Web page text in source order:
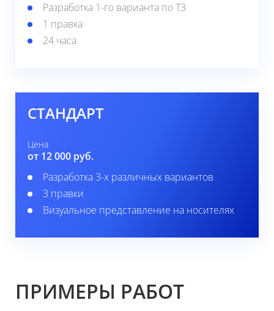
Разработка 1-го варианта по ТЗ
1 правка
24 часа
СТАНДАРТ
Цена
от 12 000 руб.
Разработка 3-х различных вариантов
3 правки
Визуальное представление на носителях
ПРИМЕРЫ РАБОТ